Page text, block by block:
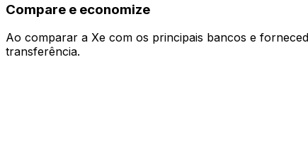
Compare e economize
Ao comparar a Xe com os principais bancos e
transferência.